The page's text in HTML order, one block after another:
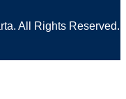
All Rights Reserved.